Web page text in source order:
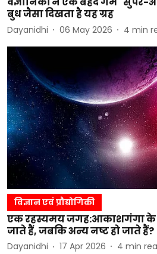
बुध जैसा दिखता है यह ग्रह
Dayanidhi 06 May 2026 4 min
विज्ञान एवं प्रौद्योगिकी
एक रहस्यमय जगह:आकाशगंगा के
जाते हैं, जबकि अन्य नष्ट हो जाते हैं?
Dayanidhi 17 Apr 2026 4 min